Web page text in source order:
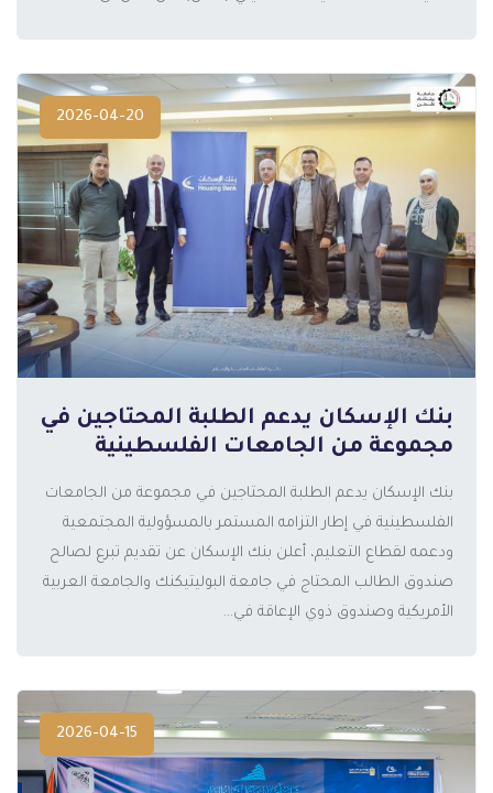
2026-04-20
بنك الإسكان يدعم الطلبة المحتاجين في
مجموعة من الجامعات الفلسطينية
بنك الإسكان يدعم الطلبة المحتاجين في مجموعة من الجامعات
الفلسطينية في إطار التزامه المستمر بالمسؤولية المجتمعية
ودعمه لقطاع التعليم، أعلن بنك الإسكان عن تقديم تبرع لصالح
صندوق الطالب المحتاج في جامعة البوليتيكنك والجامعة العربية
الأمريكية وصندوق ذوي الإعاقة في...
2026-04-15